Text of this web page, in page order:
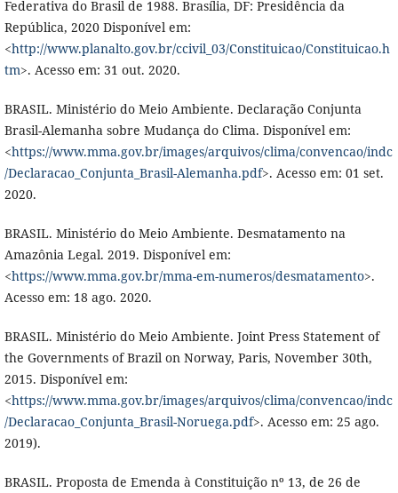
Federativa do Brasil de 1988. Brasília, DF: Presidência da
República, 2020 Disponível em:
<http://www.planalto.gov.br/ccivil_03/Constituicao/Constituicao.h
tm>. Acesso em: 31 out. 2020.
BRASIL. Ministério do Meio Ambiente. Declaração Conjunta
Brasil-Alemanha sobre Mudança do Clima. Disponível em:
<https://www.mma.gov.br/images/arquivos/clima/convencao/indc
/Declaracao_Conjunta_Brasil-Alemanha.pdf>. Acesso em: 01 set.
2020.
BRASIL. Ministério do Meio Ambiente. Desmatamento na
Amazônia Legal. 2019. Disponível em:
<https://www.mma.gov.br/mma-em-numeros/desmatamento>.
Acesso em: 18 ago. 2020.
BRASIL. Ministério do Meio Ambiente. Joint Press Statement of
the Governments of Brazil on Norway, Paris, November 30th,
2015. Disponível em:
<https://www.mma.gov.br/images/arquivos/clima/convencao/indc
/Declaracao_Conjunta_Brasil-Noruega.pdf>. Acesso em: 25 ago.
2019).
BRASIL. Proposta de Emenda à Constituição nº 13, de 26 de